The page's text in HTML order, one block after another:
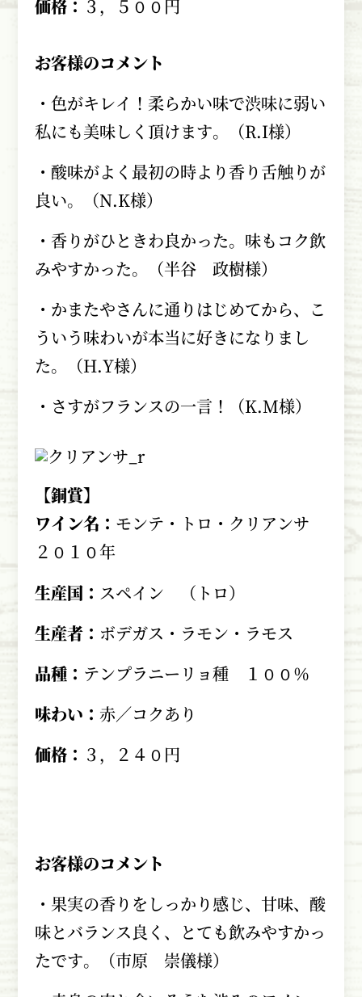
価格： ３，５００円
お客様のコメント
・色がキレイ！柔らかい味で渋味に弱い
私にも美味しく頂けます。（R.I様）
・酸味がよく最初の時より香り舌触りが
良い。（N.K様）
・香りがひときわ良かった。味もコク飲
みやすかった。（半谷 政樹様）
・かまたやさんに通りはじめてから、こ
ういう味わいが本当に好きになりまし
た。（H.Y様）
・さすがフランスの一言！（K.M様）
【銅賞】
ワイン名： モンテ・トロ・クリアンサ
２０１０年
生産国： スペイン （トロ）
生産者： ボデガス・ラモン・ラモス
品種： テンプラニーリョ種 １００％
味わい： 赤／コクあり
価格： ３，２４０円
お客様のコメント
・果実の香りをしっかり感じ、甘味、酸
味とバランス良く、とても飲みやすかっ
たです。（市原 崇儀様）